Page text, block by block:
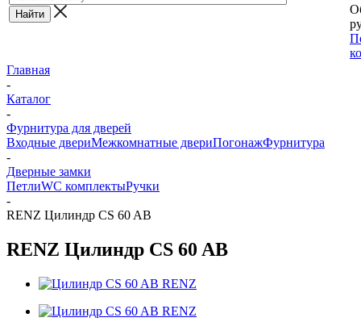
Главная
-
Каталог
-
Фурнитура для дверей
Входные двериМежкомнатные двериПогонажФурнитура
-
Дверные замки
ПетлиWC комплектыРучки
-
RENZ Цилиндр CS 60 AB
RENZ Цилиндр CS 60 AB